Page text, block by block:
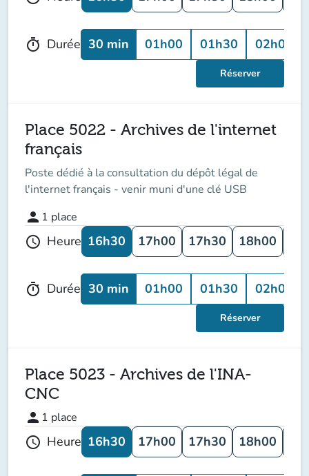
timer Durée 30 min 01h00 01h30 02h00
Réserver
Place 5022 - Archives de l'internet
français
Poste dédié à la consultation du dépôt légal de
l'internet français - venir muni d'une clé USB
person 1 place
schedule Heure 16h30 17h00 17h30 18h00
timer Durée 30 min 01h00 01h30 02h00
Réserver
Place 5023 - Archives de l'INA-
CNC
person 1 place
schedule Heure 16h30 17h00 17h30 18h00